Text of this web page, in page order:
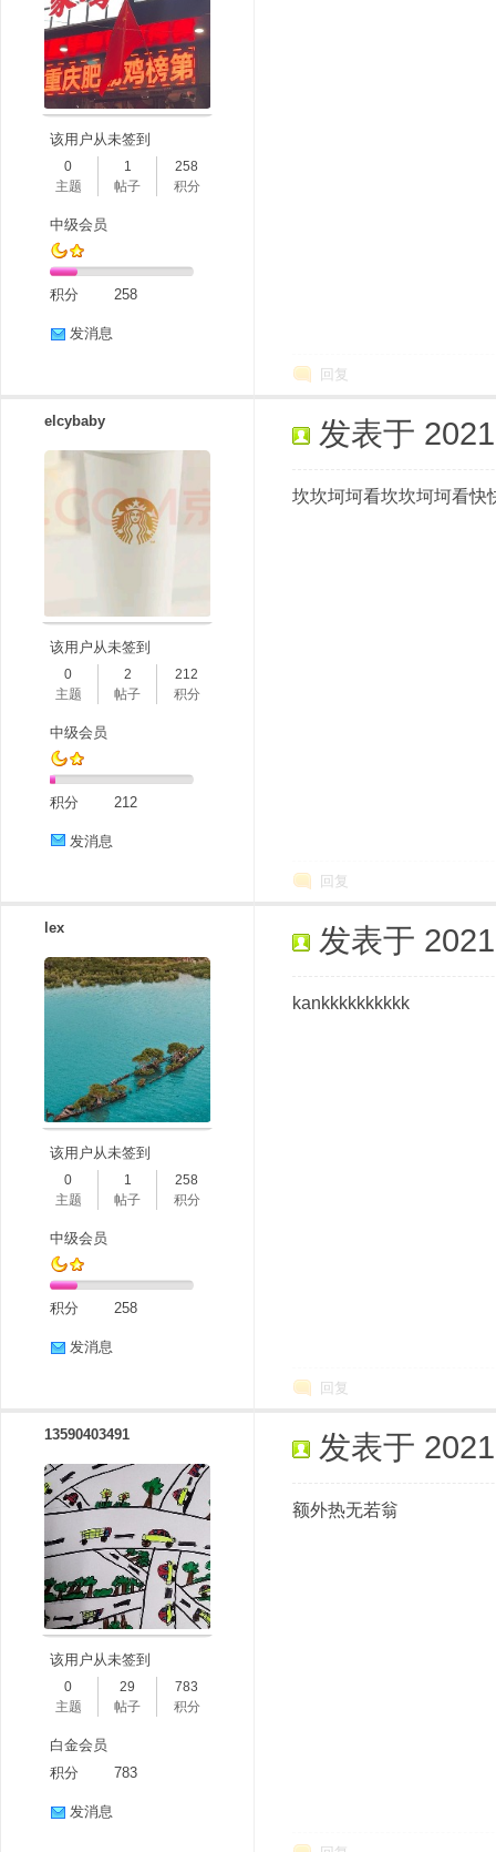
该用户从未签到
0
主题
1
帖子
258
积分
中级会员
积分 258
发消息
回复
elcybaby
该用户从未签到
0
主题
2
帖子
212
积分
中级会员
积分 212
发消息
发表于
坎坎坷坷看坎坎坷坷看快
回复
lex
该用户从未签到
0
主题
1
帖子
258
积分
中级会员
积分 258
发消息
发表于
kankkkkkkkkkk
回复
13590403491
该用户从未签到
0
主题
29
帖子
783
积分
白金会员
积分
783
发消息
发表于
额外热无若翁